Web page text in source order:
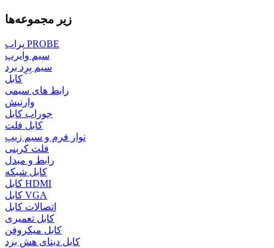
زیر مجموعه‌ها
پراب PROBE
سیم وایرپ
سیم بِرِد برد
کابل
رابط های سیمی
وارنیش
جوراب کابل
کابل فلت
نوار فرم و سیم زیپ
فلت کربنی
رابط و مبدل
کابل شبکه
کابل HDMI
کابل VGA
اتصالات کابل
کابل تعمیری
کابل میکروفن
کابل دیتای هش برد